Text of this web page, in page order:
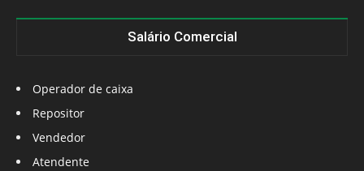
Salário Comercial
Operador de caixa
Repositor
Vendedor
Atendente